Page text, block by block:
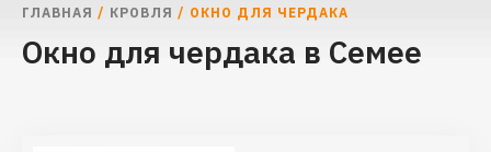
ГЛАВНАЯ / КРОВЛЯ / ОКНО ДЛЯ ЧЕРДАКА
Окно для чердака в Семее